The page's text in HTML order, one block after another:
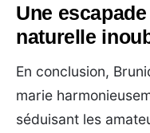
Une
naturelle
En conclusion,
marie
séduisant les